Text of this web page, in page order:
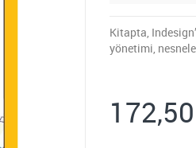
Kitapta,
yönetimi,
172,50